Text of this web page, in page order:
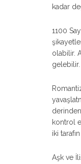
kadar
1100
olabilir.
gelebilir.
kontrol
iki
Aşk ve